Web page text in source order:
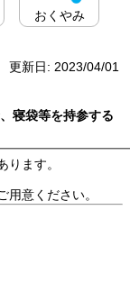
おくやみ
更新日: 2023/04/01
寝袋等を持参する
ます。
意ください。